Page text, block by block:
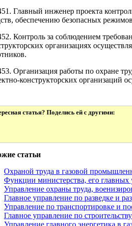
Главный инженер проекта
обеспечению безопасных
Контроль за соблюдением
организациях
Организация работы по охране
конструкторских организаций
статья? Поделись ей с другими:
статьи
Охраной труда в газовой
Функции министерства, его
Управление охраны труда,
Главное управление по разведке и
Управление по транспортировке и
Главное управление по
Управление главного энергетика в